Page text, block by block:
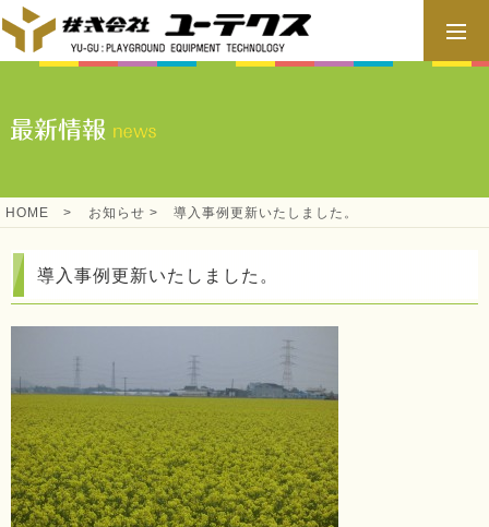
HOME > お知らせ > 導入事例更新いたしました。
導入事例更新いたしました。